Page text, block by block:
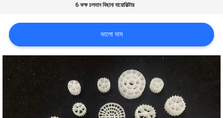
উদ্ধৃতি
অনুরোধ
করুন
সাইট
ম্যাপ
6 কক্ষ চলমান বিছানা বায়োফিল্টার
ভালো দাম